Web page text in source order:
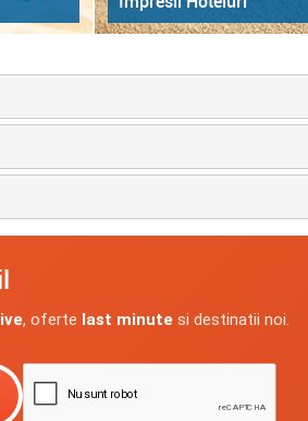
, oferte last minute si destinatii noi.